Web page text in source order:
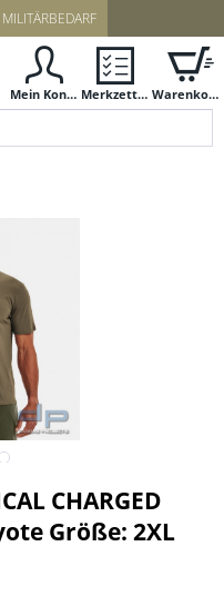
MILITÄRBEDARF
Mein Konto Merkzettel Warenkorb
CHARGED
Größe: 2XL